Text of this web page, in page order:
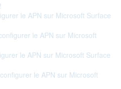
le APN sur Microsoft Surface
le APN sur Microsoft
le APN sur Microsoft Surface
le APN sur Microsoft